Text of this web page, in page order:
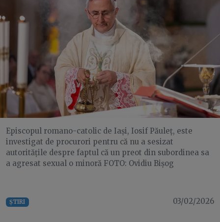
Episcopul romano-catolic de Iași, Iosif Păuleț, este
investigat de procurori pentru că nu a sesizat
autoritățile despre faptul că un preot din subordinea sa
a agresat sexual o minoră FOTO: Ovidiu Bișog
ȘTIRI 03/02/2026